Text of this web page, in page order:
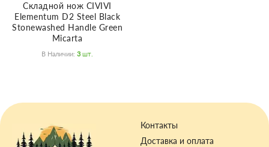
Складной нож CIVIVI
Elementum D2 Steel Black
Stonewashed Handle Green
Micarta
В Наличии: 3 Шт.
Контакты
Доставка и оплата